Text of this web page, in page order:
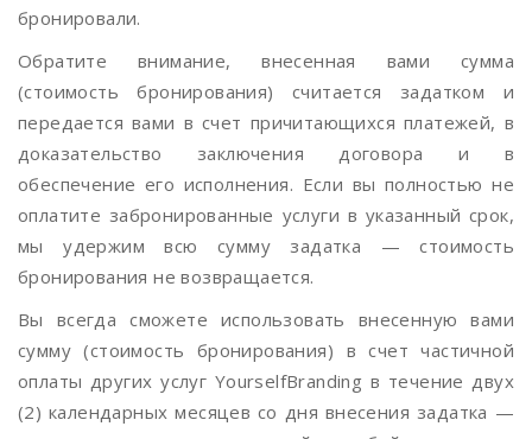
бронировали.
Обратите внимание, внесенная вами сумма
(стоимость бронирования) считается задатком и
передается вами в счет причитающихся платежей, в
доказательство заключения договора и в
обеспечение его исполнения. Если вы полностью не
оплатите забронированные услуги в указанный срок,
мы удержим всю сумму задатка — стоимость
бронирования не возвращается.
Вы всегда сможете использовать внесенную вами
сумму (стоимость бронирования) в счет частичной
оплаты других услуг YourselfBranding в течение двух
(2) календарных месяцев со дня внесения задатка —